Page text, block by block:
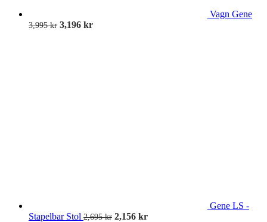
Vagn Gene
3,995kr 3,196 kr
Gene LS -
Stapelbar Stol 2,695kr 2,156 kr